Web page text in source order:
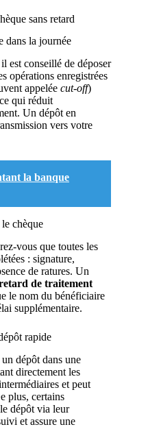
sans retard
dans la journée
est conseillé de déposer
opérations enregistrées
appelée cut-off)
qui réduit
Un dépôt en
vers votre
la banque
chèque
vous que toutes les
: signature,
de ratures. Un
de traitement
le nom du bénéficiaire
supplémentaire.
rapide
dépôt dans une
directement les
et peut
plus, certains
dépôt via leur
et assure une